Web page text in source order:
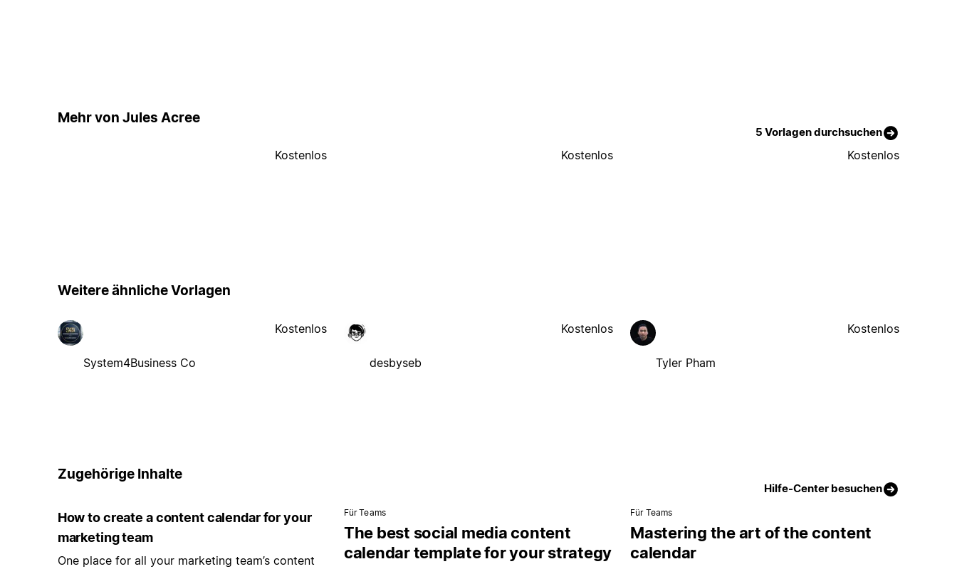
Mehr von Jules Acree
5 Vorlagen durchsuchen
Kostenlos Kostenlos Kostenlos
Weitere ähnliche Vorlagen
System4Business Co
Kostenlos
desbyseb
Kostenlos
Tyler Pham
Kostenlos
Zugehörige Inhalte
Hilfe-Center besuchen
How to create a content calendar for your
marketing team
One place for all your marketing team’s content
Für Teams
The best social media content
calendar template for your strategy
Für Teams
Mastering the art of the content
calendar